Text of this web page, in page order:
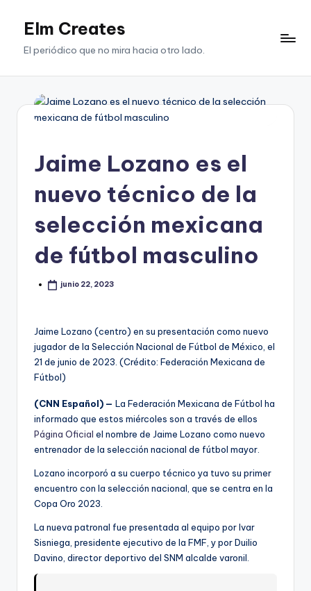
SaltarElm Creates
El periódico que no mira hacia otro lado.
Jaime Lozano es el
nuevo técnico de la
selección mexicana
de fútbol masculino
junio 22, 2023
Jaime Lozano (centro) en su presentación como nuevo
jugador de la Selección Nacional de Fútbol de México, el
21 de junio de 2023. (Crédito: Federación Mexicana de
Fútbol)
(CNN Español) — La Federación Mexicana de Fútbol ha
informado que estos miércoles son a través de ellos
Página Oficial el nombre de Jaime Lozano como nuevo
entrenador de la selección nacional de fútbol mayor.
Lozano incorporó a su cuerpo técnico ya tuvo su primer
encuentro con la selección nacional, que se centra en la
Copa Oro 2023.
La nueva patronal fue presentada al equipo por Ivar
Sisniega, presidente ejecutivo de la FMF, y por Duilio
Davino, director deportivo del SNM alcalde varonil.